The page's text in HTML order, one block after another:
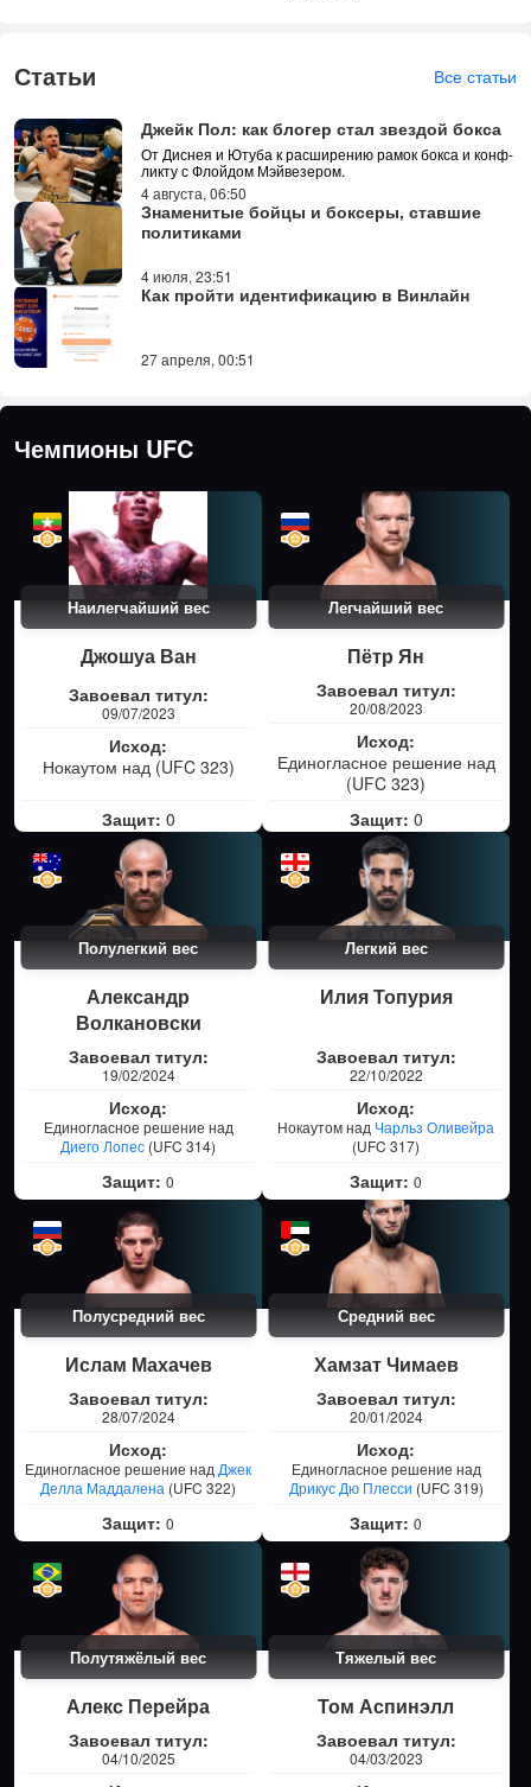
Статьи Все статьи
Джейк Пол: как блогер стал звездой бокса
От Дис­нея и Юту­ба к рас­ши­рению ра­мок бок­са и конф­
лик­ту с Флой­дом Мэй­ве­зером.
4 августа, 06:50
Знаменитые бойцы и боксеры, ставшие
политиками
4 июля, 23:51
Как пройти идентификацию в Винлайн
27 апреля, 00:51
Чемпионы UFC
Наилегчайший вес
Джошуа Ван
Завоевал титул:
09/07/2023
Исход:
Нокаутом над (UFC 323)
Защит: 0
Легчайший вес
Пётр Ян
Завоевал титул:
20/08/2023
Исход:
Единогласное решение над
(UFC 323)
Защит: 0
Полулегкий вес
Александр
Волкановски
Завоевал титул:
19/02/2024
Исход:
Единогласное решение над
Диего Лопес (UFC 314)
Защит: 0
Легкий вес
Илия Топурия
Завоевал титул:
22/10/2022
Исход:
Нокаутом над Чарльз Оливейра
(UFC 317)
Защит: 0
Полусредний вес
Ислам Махачев
Завоевал титул:
28/07/2024
Исход:
Единогласное решение над Джек
Делла Маддалена (UFC 322)
Защит: 0
Средний вес
Хамзат Чимаев
Завоевал титул:
20/01/2024
Исход:
Единогласное решение над
Дрикус Дю Плесси (UFC 319)
Защит: 0
Полутяжёлый вес
Алекс Перейра
Завоевал титул:
04/10/2025
Тяжелый вес
Том Аспинэлл
Завоевал титул:
04/03/2023